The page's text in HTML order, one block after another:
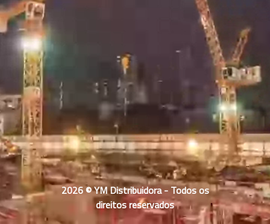
2026 © YM Distribuidora - Todos os
direitos reservados